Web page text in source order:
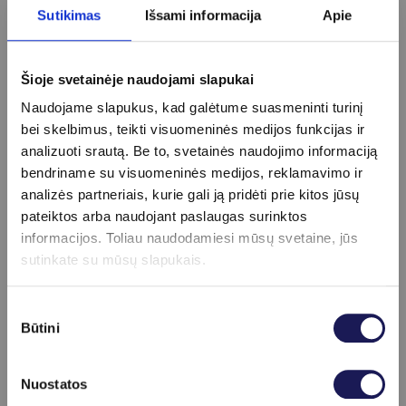
Sutikimas Išsami informacija Apie
Šioje svetainėje naudojami slapukai
Naudojame slapukus, kad galėtume suasmeninti turinį
bei skelbimus, teikti visuomeninės medijos funkcijas ir
analizuoti srautą. Be to, svetainės naudojimo informaciją
bendriname su visuomeninės medijos, reklamavimo ir
analizės partneriais, kurie gali ją pridėti prie kitos jūsų
pateiktos arba naudojant paslaugas surinktos
informacijos. Toliau naudodamiesi mūsų svetaine, jūs
sutinkate su mūsų slapukais.
pasirinkimas
Būtini
Nuostatos
(8–12 val.), kad rezultatai būtų tikslūs.
Taip, jis kinta priklausomai nuo maisto vartojimo,
todėl tyrimas dažniausiai atliekamas ryte
nevalgius.
Kuo skiriasi gliukozės ir insulino tyrimai?
Gliukozė parodo cukraus kiekį kraujyje, o insulinas
– kaip organizmas jį reguliuoja.
Ar insulino tyrimas gali padėti nustatyti
diabetą?
Ar tyrimas yra sudėtingas?